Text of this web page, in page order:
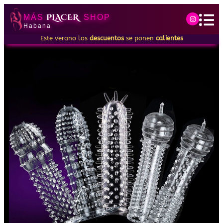
MÁS PLACER SHOP
Habana
Este verano los descuentosse ponen calientes